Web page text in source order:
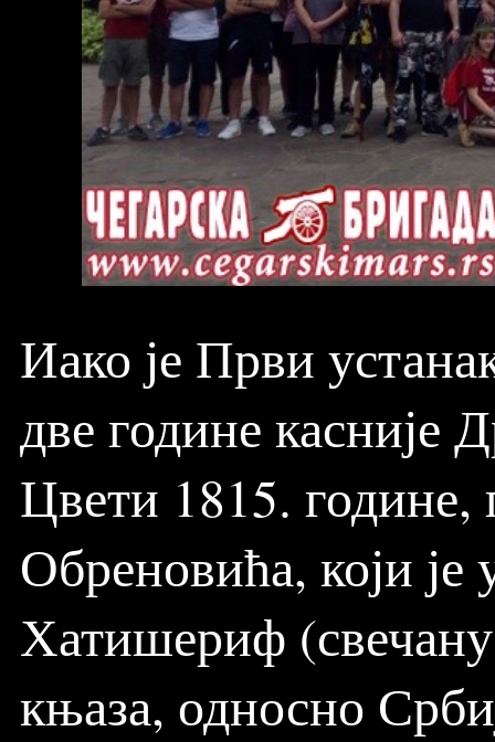
Иако је Први
две године касније
Цвети 1815.
Обреновића, који је
Хатишериф
књаза, односно